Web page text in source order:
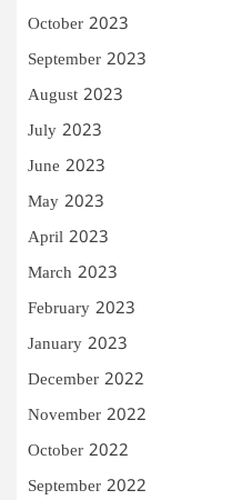
October 2023
September 2023
August 2023
July 2023
June 2023
May 2023
April 2023
March 2023
February 2023
January 2023
December 2022
November 2022
October 2022
September 2022